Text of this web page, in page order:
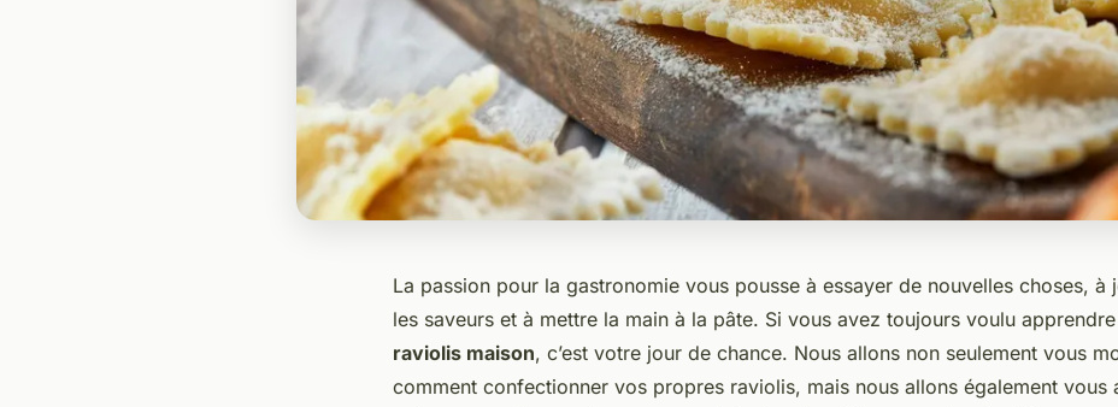
La passion pour la gastronomie vous pousse à essayer de nouvelles choses, à
les saveurs et à mettre la main à la pâte. Si vous avez toujours voulu
raviolis maison, c’est votre jour de chance. Nous allons non seulement vous
comment confectionner vos propres raviolis, mais nous allons également vous